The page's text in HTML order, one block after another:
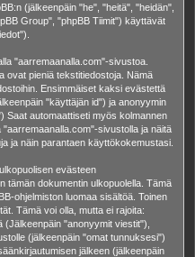
(jälkeenpäin "he", "heitä", "heidän",
Group", "phpBB Tiimit") käyttävät
"aarremaanalla.com"-sivustoa.
ovat pieniä tekstitiedostoja. Nämä
Ensimmäiset kaksi evästettä
"käyttäjän id") ja anonyymin
Saat automaattiseti myös kolmannen
sivustolla ja näitä
ja näin parantaen käyttökokemustasi.
evästeen
tämän dokumentin ulkopuolella. Tämä
ohjelmiston luomaa sisältöä. Toinen
Tämä voi olla, mutta ei rajoita:
"anonyymit viestit"),
(jälkeenpäin "omat tunnuksesi")
jälkeen (jälkeenpäin